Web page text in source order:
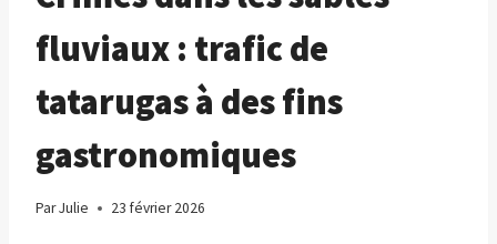
fluviaux : trafic de
tatarugas à des fins
gastronomiques
ParJulie 23 février 2026